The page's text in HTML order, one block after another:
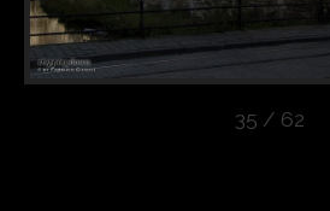
35 / 62